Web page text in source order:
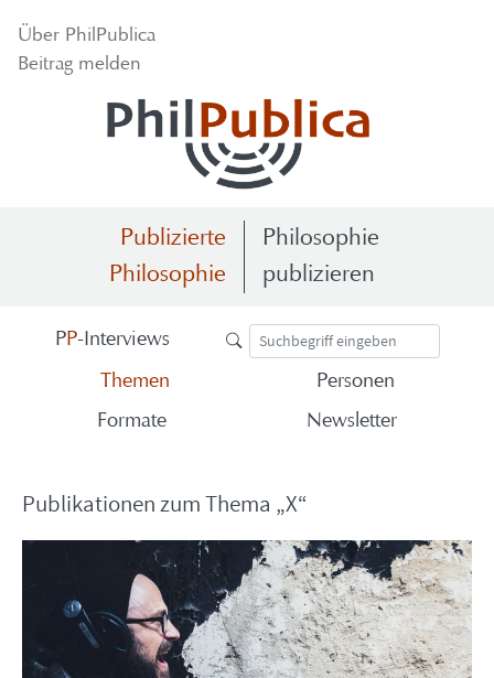
Über Phil­Pu­bli­ca
Bei­trag mel­den
Publizierte
Philosophie
Philosophie
publizieren
PP-​Interviews
The­men
Per­so­nen
For­ma­te
News­let­ter
Pu­bli­ka­tio­nen zum Thema „X“